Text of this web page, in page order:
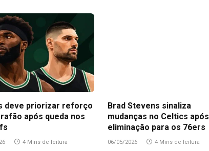
deve priorizar reforço
após queda nos
4 Mins de leitura
Brad Stevens sinaliza
mudanças no Celtics após
eliminação para os 76ers
06/05/2026 4 Mins de leitura